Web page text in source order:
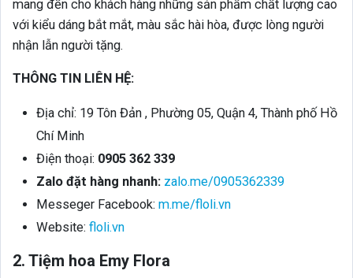
mang đến cho khách hàng những sản phẩm chất lượng cao
với kiểu dáng bắt mắt, màu sắc hài hòa, được lòng người
nhận lẫn người tặng.
THÔNG TIN LIÊN HỆ:
Địa chỉ: 19 Tôn Đản , Phường 05, Quận 4, Thành phố Hồ
Chí Minh
Điện thoại: 0905 362 339
Zalo đặt hàng nhanh: zalo.me/0905362339
Messeger Facebook: m.me/floli.vn
Website: floli.vn
2. Tiệm hoa Emy Flora